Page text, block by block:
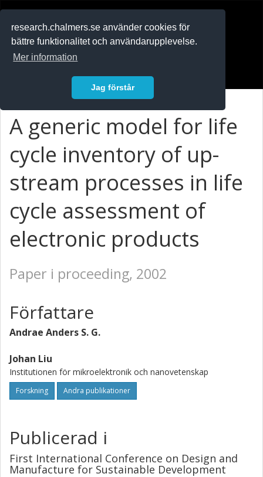
research.chalmers.se använder cookies för
bättre funktionalitet och användarupplevelse.
Mer information
Jag förstår
A generic model for life
cycle inventory of up-
stream processes in life
cycle assessment of
electronic products
Paper i proceeding, 2002
Författare
Andrae Anders S. G.
Johan Liu
Institutionen för mikroelektronik och nanovetenskap
Forskning Andra publikationer
Publicerad i
First International Conference on Design and
Manufacture for Sustainable Development